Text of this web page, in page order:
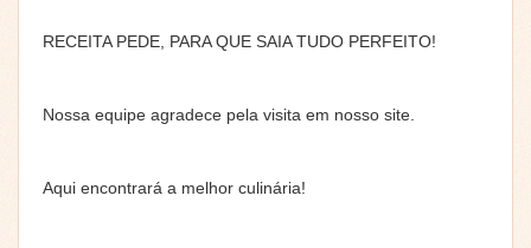
RECEITA PEDE, PARA QUE SAIA TUDO PERFEITO!
Nossa equipe agradece pela visita em nosso site.
Aqui encontrará a melhor culinária!